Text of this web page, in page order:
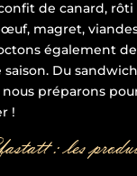
de canard, rôti
magret,
également
Du
préparons
!
: les